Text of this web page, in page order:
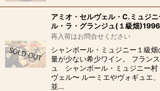
アミオ・セルヴェル・C.ミュジ
ル・ラ・グランジュ(１級畑
再入荷はお問合せください
シャンボール・ミュジニー１級
量が少ない希少ワイン。 フラン
ュ シャンボール・ミュジニー村
ヴェル〜 ルーミエやヴォギュエ
並…